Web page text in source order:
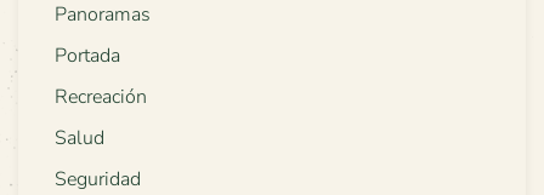
Panoramas
Portada
Recreación
Salud
Seguridad